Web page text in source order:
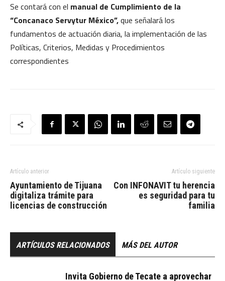
Se contará con el manual de Cumplimiento de la
“Concanaco Servytur México”,que señalará los
fundamentos de actuación diaria, la implementación de las
Políticas, Criterios, Medidas y Procedimientos
correspondientes
Artículo anterior
Ayuntamiento de Tijuana
digitaliza trámite para
licencias de construcción
Artículo siguiente
Con INFONAVIT tu herencia
es seguridad para tu
familia
ARTÍCULOS RELACIONADOS MÁS DEL AUTOR
Invita Gobierno de Tecate a aprovechar